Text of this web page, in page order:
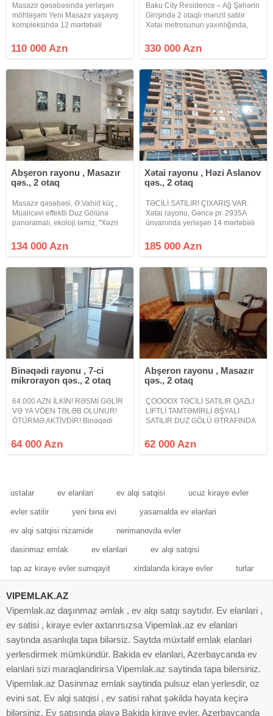
Masazir qəsəbəsində yerləşən
möhtəşəm Yeni Masazır yaşayış
kompleksində 12 mərtəbəli
55 kv.m.olan kupçalı, ipotekaya
yararlı, super təmirli, əşyalı, dosta,
110 000 Azn
Baku City Residence – Ağ Şəhərin
Girişində 2 otaqlı mənzil satılır
Xətai metrosunun yaxınlığında,
yanında yerləşən və Ağ Şəhər
layihəsinə daxil olan prestijli Baku
330 000 Azn
Abşeron rayonu , Masazır
qəs., 2 otaq
Masazır qəsəbəsi, Ə.Vahid küç.,
Müalicəvi effektli Duz Gölünə
panoramalı, ekoloji təmiz, "Xəzri
mərtəbəli binanın 6-cı
mərtəbəsində yerləşən 65 kv/m
134 000 Azn
Xətai rayonu , Həzi Aslanov
qəs., 2 otaq
TƏCİLİ SATILIR! ÇIXARIŞ VAR.
Xətai rayonu, Gəncə pr. 2935A
ünvanında yerləşən 14 mərtəbəli
mərtəbəsində yerləşən qanuni 2
otaqlı mənzil satışa çıxarılmışdır.
185 000 Azn
Binəqədi rayonu , 7-ci
mikrorayon qəs., 2 otaq
64.000 AZN İLKİN! RƏSMİ GƏLİR
VƏ YA VÖEN TƏLƏB OLUNUR!
ÖTÜRMƏ AKTİVDİR! Binəqədi
West Town yaşayış kompleksində
2 otaq studio tipli mənzil satışa
64 000 Azn
Abşeron rayonu , Masazır
qəs., 2 otaq
ÇOOOOX TƏCİLİ SATILIR QAZLI
LİFTLİ TAMTƏMİRLİ ƏŞYALI
SATILIR DUZ GÖLÜ ƏTRAFINDA
KOMPLEKSİ MASAZIR. Masazırın
ən sakit ideal komplekslərindən
62 000 Azn
ustalar ev elanlari ev alqi satqisi ucuz kiraye evler
evler satilir yeni bina evi yasamalda ev elanlari
ev alqi satqisi nizamide nerimanovda evler
dasinmaz emlak ev elanlari ev alqi satqisi
tap.az kiraye evler sumqayit xirdalanda kiraye evler turlar
VIPEMLAK.AZ
Vipemlak.az daşınmaz əmlak , ev alqı satqı saytıdır. Ev elanlari ,
ev satisi , kiraye evler axtarırsızsa Vipemlak.az ev elanlari
saytında asanlıqla tapa bilərsiz. Saytda müxtəlif emlak elanlari
yerlesdirmek mümkündür. Bakida ev elanlari, Azerbaycanda ev
elanlari sizi maraqlandirirsa Vipemlak.az saytinda tapa bilersiniz.
Vipemlak.az Dasinmaz emlak saytinda pulsuz elan yerlesdir, oz
evini sat. Ev alqi satqisi , ev satisi rahat şəkildə həyata keçirə
bilərsiniz. Ev satışında əlavə Bakida kiraye evler, Azerbaycanda